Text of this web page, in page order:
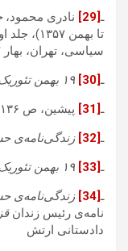
ـ[29] نادری محمود،
تا بهمن
سیاسی، تهران، بهار ۱۳۸۷، ص ۱۰۰
ـ[30] ۱۹ بهمن تئوریک
ـ[31]
پیشین، ص ۱۳۶
ـ[32] زندگی‌نامه‌ی
ـ[33] ۱۹ بهمن تئوریک
ـ[34] زندگی‌نامه‌ی
نامه‌ی رئیس زندان
دادستانی ارتش